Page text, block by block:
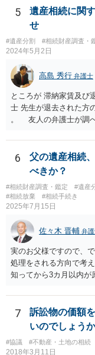
5
遺産相続に関
せ
#遺産分割 #相続財産調査・
2024年5月2日
高島 秀行 弁護士
ところが 滞納家賃及び
士 先生が退去された方
。 友人の弁護士が調
預金の入出金履歴を調
や目的も異なりますし
6
父の遺産相続
べきか？
#相続財産調査・鑑定 #遺産
#相続放棄
#相続手続き
2025年7月15日
佐々木 晋輔 弁
実のお父様ですので、
処理をされる方向で考
知ってから3カ月以内が
放棄するかどうか決め
することはありません
ありません。 なお、私
伸長して調査したとこ
つかったため相続した
7
訴訟物の価額
いのでしょう
#協議 #不動産・土地の相続
2018年3月11日